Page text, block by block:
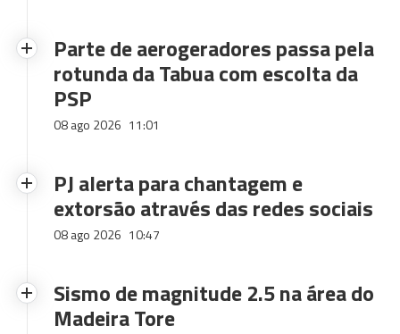
Parte de aerogeradores passa pela
rotunda da Tabua com escolta da
PSP
08 ago 2026 11:01
PJ alerta para chantagem e
extorsão através das redes sociais
08 ago 2026 10:47
Sismo de magnitude 2.5 na área do
Madeira Tore